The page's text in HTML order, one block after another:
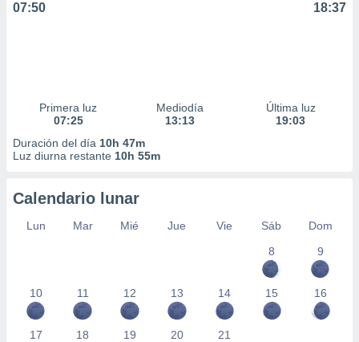
07:50 18:37
Primera luz
07:25
Mediodía
13:13
Última luz
19:03
Duración del día 10h 47m
Luz diurna restante 10h 55m
Calendario lunar
Lun Mar Mié Jue Vie Sáb
Dom
8
9
10 11 12 13 14 15 16
17 18 19 20 21